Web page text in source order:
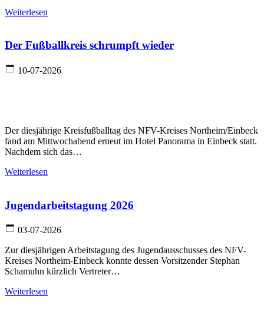
Weiterlesen
Der Fußballkreis schrumpft wieder
10-07-2026
Der diesjährige Kreisfußballtag des NFV-Kreises Northeim/Einbeck
fand am Mittwochabend erneut im Hotel Panorama in Einbeck statt.
Nachdem sich das…
Weiterlesen
Jugendarbeitstagung 2026
03-07-2026
Zur diesjährigen Arbeitstagung des Jugendausschusses des NFV-
Kreises Northeim-Einbeck konnte dessen Vorsitzender Stephan
Schamuhn kürzlich Vertreter…
Weiterlesen